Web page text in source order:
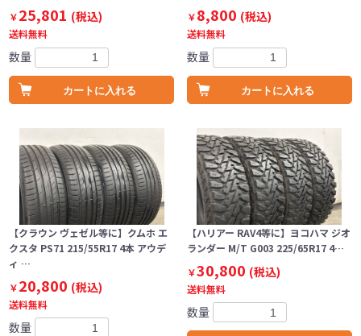
￥25,801 (税込)
送料無料
数量
カートに入れる
￥8,800 (税込)
送料無料
数量
カートに入れる
【クラウン ヴェゼル等に】クムホ エ
クスタ PS71 215/55R17 4本 アウデ
ィ …
￥20,800 (税込)
送料無料
数量
【ハリアー RAV4等に】ヨコハマ ジオ
ランダー M/T G003 225/65R17 4…
￥30,800 (税込)
送料無料
数量